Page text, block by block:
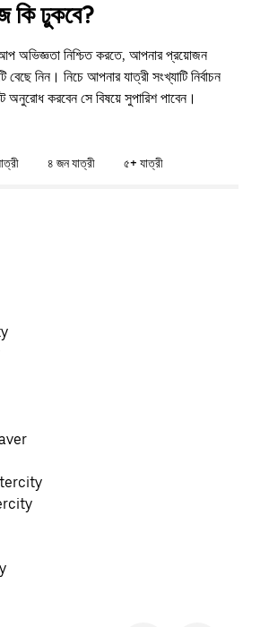
কি ঢুকবে?
অভিজ্ঞতা নিশ্চিত করতে, আপনার প্রয়োজন
নিন। নিচে আপনার যাত্রী সংখ্যাটি নির্বাচন
অনুরোধ করবেন সে বিষয়ে সুপারিশ পাবেন।
৪ জন যাত্রী ৫+ যাত্রী